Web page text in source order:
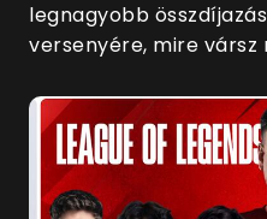
legnagyobb
versenyére, mire vársz